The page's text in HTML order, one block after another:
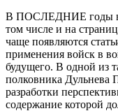
В ПОСЛЕДНИЕ годы во
том числе и на
чаще появляются
применения войск в
будущего. В одной из
полковника Дульнева
разработки
содержание которой